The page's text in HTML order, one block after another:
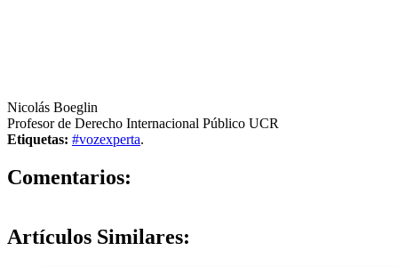
Nicolás Boeglin
Profesor de Derecho Internacional Público UCR
Etiquetas: #vozexperta.
Comentarios:
Artículos Similares: